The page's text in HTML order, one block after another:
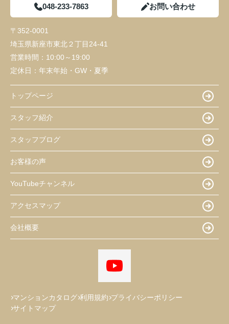
048-233-7863 お問い合わせ
〒352-0001
埼玉県新座市東北２丁目24-41
営業時間： 10:00～19:00
定休日： 年末年始・GW・夏季
トップページ
スタッフ紹介
スタッフブログ
お客様の声
YouTubeチャンネル
アクセスマップ
会社概要
マンションカタログ 利用規約 プライバシーポリシー
サイトマップ